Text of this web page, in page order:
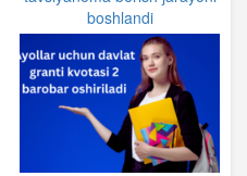
boshlandi